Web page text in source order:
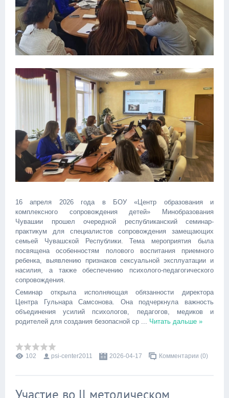
16 апреля 2026 года в БОУ «Центр образования и
комплексного сопровождения детей» Минобразования
Чувашии прошел очередной республиканский семинар-
практикум для специалистов сопровождения замещающих
семьей Чувашской Республики. Тема мероприятия была
посвящена особенностям полового воспитания приемного
ребенка, выявлению признаков сексуальной эксплуатации и
насилия, а также обеспечению психолого-педагогического
сопровождения.
Семинар открыла исполняющая обязанности директора
Центра Гульнара Самсонова. Она подчеркнула важность
объединения усилий психологов, педагогов, медиков и
родителей для создания безопасной ср
Читать дальше »
102 psi-center2011 2026-04-17 Комментарии (0)
Участие во ll методическом